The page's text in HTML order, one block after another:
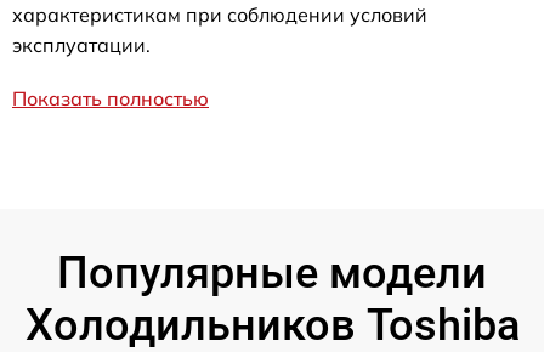
характеристикам при соблюдении условий
эксплуатации.
Показать полностью
Популярные модели
Холодильников Toshiba